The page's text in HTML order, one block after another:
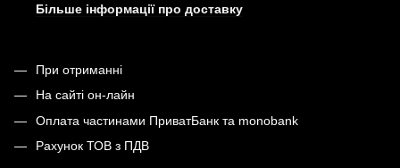
Більше інформації про доставку
При отриманні
На сайті он-лайн
Оплата частинами ПриватБанк та monobank
Рахунок ТОВ з ПДВ